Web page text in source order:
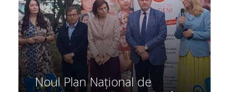
Noul Plan Național de